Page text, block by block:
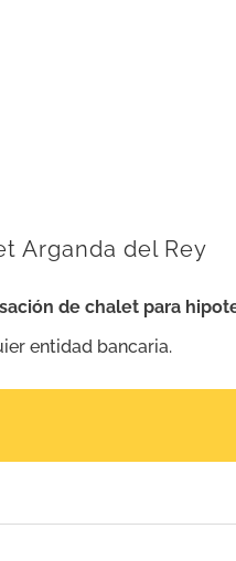
Arganda del Rey
de chalet para
entidad bancaria.